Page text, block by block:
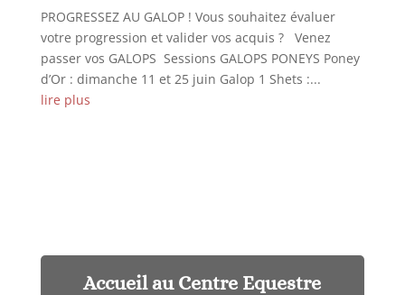
PROGRESSEZ AU GALOP ! Vous souhaitez évaluer
votre progression et valider vos acquis ? Venez
passer vos GALOPS Sessions GALOPS PONEYS Poney
d’Or : dimanche 11 et 25 juin Galop 1 Shets :...
lire plus
Accueil au Centre Equestre